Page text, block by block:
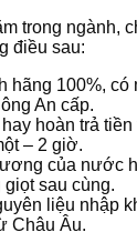
trong ngành,
điều sau:
hãng 100%, có
An cấp.
hoàn trả
– 2 giờ.
của nước
sau cùng.
liệu nhập
Châu Âu.